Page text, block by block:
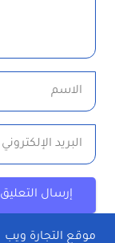
إرسال التعليق
موقع التجارة ويب